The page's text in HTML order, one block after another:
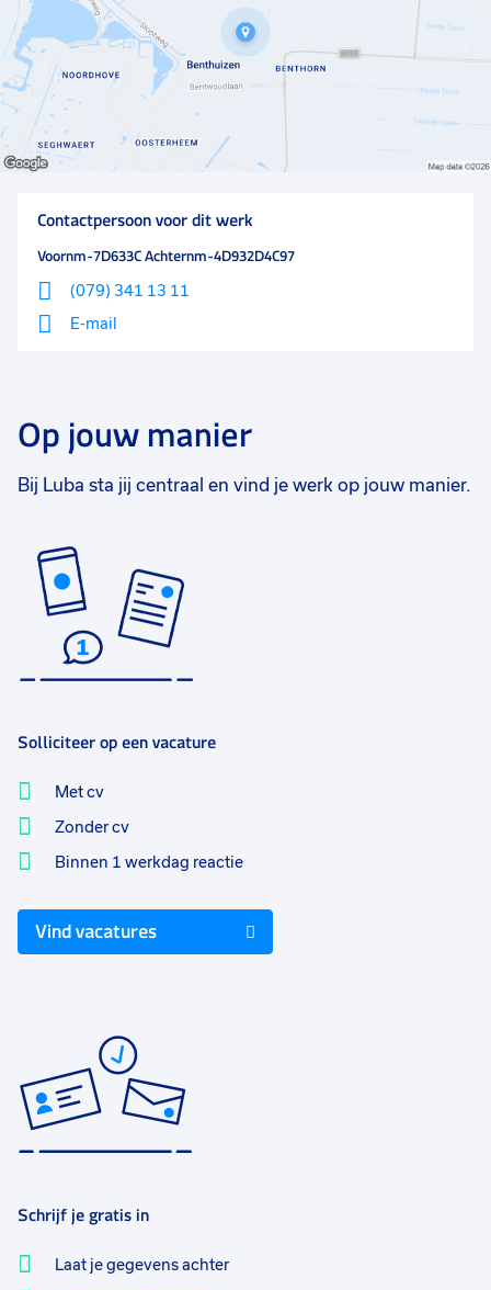
allen een weekend weg. Het bedrijf bestaat in totaal
uit 55 man.
Contactpersoon voor dit werk
Voornm-7D633C Achternm-4D932D4C97
(079) 341 13 11
E-mail
Op jouw manier
Bij Luba sta jij centraal en vind je werk op jouw manier.
Solliciteer op een vacature
Met cv
Zonder cv
Binnen 1 werkdag reactie
Vind vacatures
Schrijf je gratis in
Laat je gegevens achter